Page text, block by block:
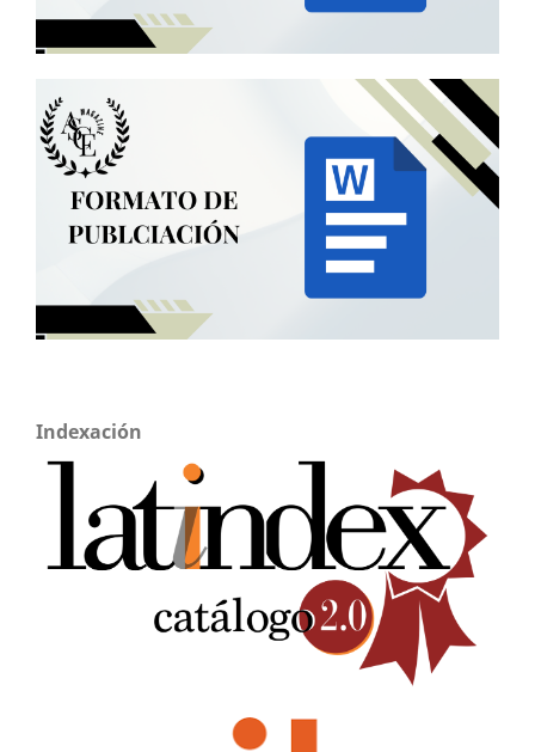
Indexación